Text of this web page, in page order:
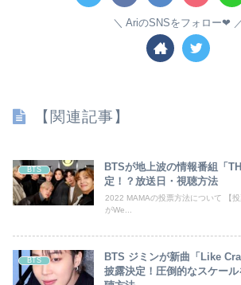
AriのSNSをフォロー❤︎
【関連記事】
BTS
BTSが地上波の情報番組「
定！？放送日・視聴方法
2022 MAMAの投票方法について 【
がWe...
BTS
BTS ジミンが新曲「Like
披露決定！圧倒的なスケー